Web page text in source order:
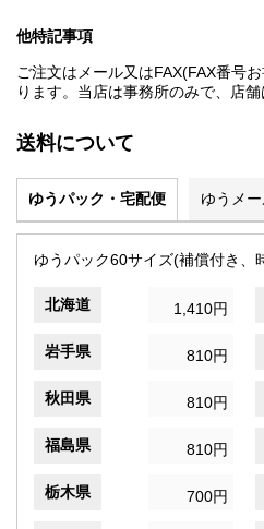
他特記事項
ご注文はメール又はFAX(FAX番号
ります。当店は事務所のみで、店舗
送料について
ゆうパック・宅配便 ゆうメ
ゆうパック60サイズ(補償付き
北海道 1,410円
岩手県 810円
秋田県 810円
福島県 810円
栃木県 700円